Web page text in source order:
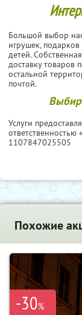
Большой выбор
игрушек,
детей.
доставку товаров
остальной
почтой.
Услуги
ответственностью
1107847025505
Похожие
-30%